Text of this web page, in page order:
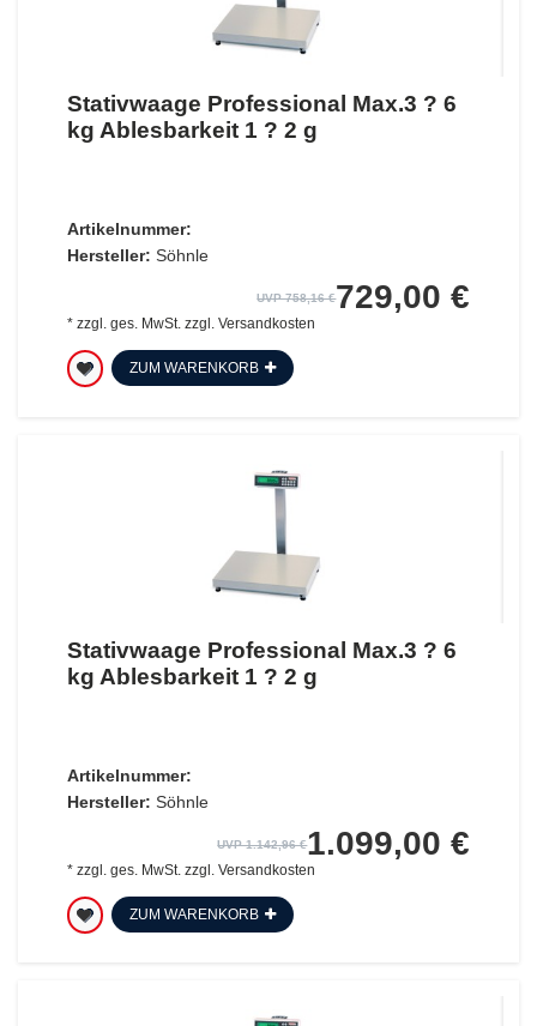
Stativwaage Professional Max.3 ? 6
kg Ablesbarkeit 1 ? 2 g
Artikelnummer:
Hersteller: Söhnle
UVP 758,16 €729,00 €
* zzgl. ges. MwSt.zzgl. Versandkosten
ZUM WARENKORB
Stativwaage Professional Max.3 ? 6
kg Ablesbarkeit 1 ? 2 g
Artikelnummer:
Hersteller: Söhnle
UVP 1.142,96 €1.099,00 €
* zzgl. ges. MwSt. zzgl. Versandkosten
ZUM WARENKORB